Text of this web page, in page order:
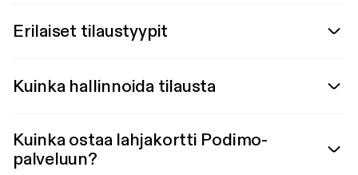
Erilaiset tilaustyypit
Kuinka hallinnoida tilausta
Kuinka ostaa lahjakortti Podimo-
palveluun?